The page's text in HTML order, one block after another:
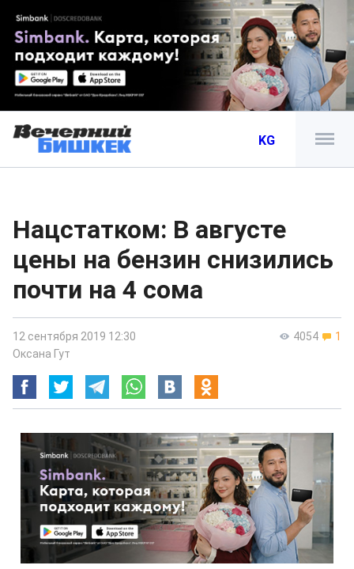
KG
Нацстатком: В августе
цены на бензин снизились
почти на 4 сома
4054 1
12 сентября 2019 12:30
Оксана Гут